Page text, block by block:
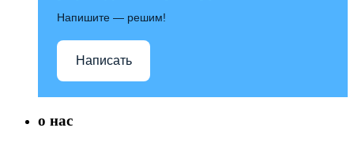
Напишите — решим!
Написать
о нас